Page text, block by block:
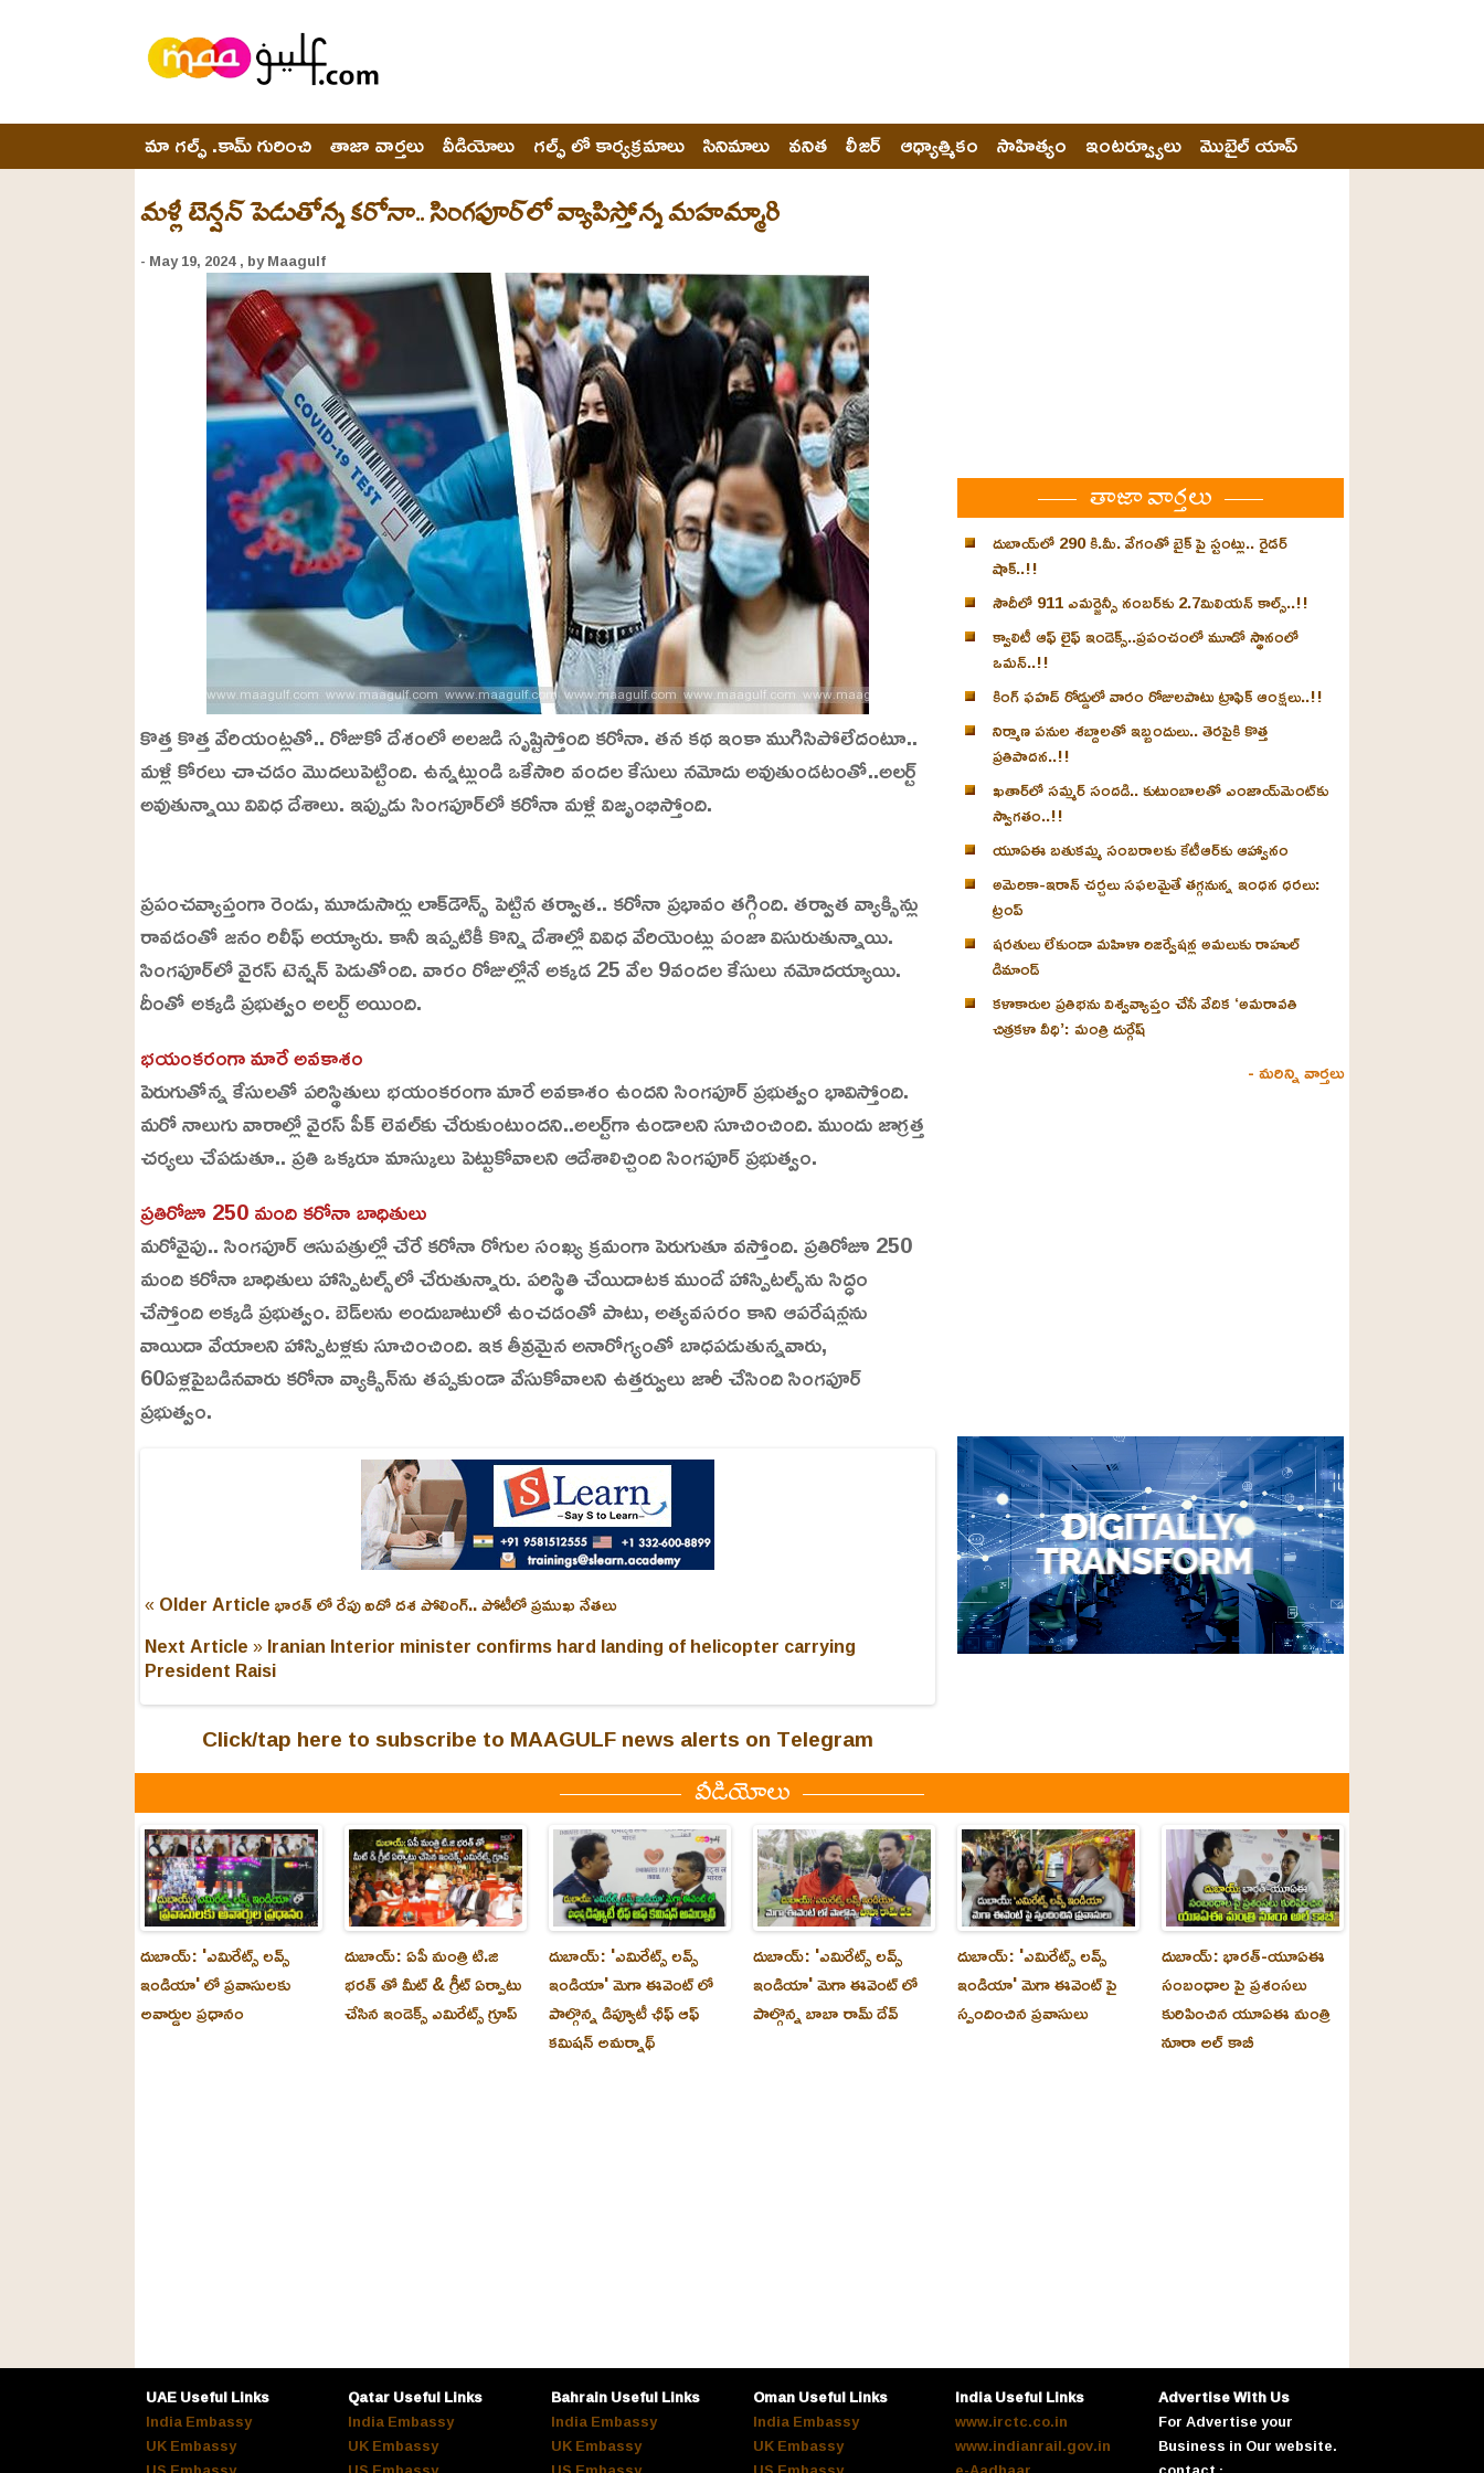
మా గల్ఫ్ .కామ్ గురించి తాజా వార్తలు వీడియోలు గల్ఫ్ లో కార్యక్రమాలు సినిమాలు వనిత లీజర్ ఆధ్యాత్మికం సాహిత్యం ఇంటర్వ్యూలు మొబైల్ యాప్
మళ్లీ టెన్షన్ పెడుతోన్న కరోనా.. సింగపూర్‌లో వ్యాపిస్తోన్న మహమ్మారి
- May 19, 2024 , by Maagulf
కొత్త కొత్త వేరియంట్లతో.. రోజుకో దేశంలో అలజడి సృష్టిస్తోంది కరోనా. తన కథ ఇంకా ముగిసిపోలేదంటూ..
మళ్లీ కోరలు చాచడం మొదలుపెట్టింది. ఉన్నట్లుండి ఒకేసారి వందల కేసులు నమోదు అవుతుండటంతో..అలర్ట్
అవుతున్నాయి వివిధ దేశాలు. ఇప్పుడు సింగపూర్‌లో కరోనా మళ్లీ విజృంభిస్తోంది.
n
m
u
t
e
a
d
e
d
2
2
.
9
%
ప్రపంచవ్యాప్తంగా రెండు, మూడుసార్లు లాక్‌డౌన్స్ పెట్టిన తర్వాత.. కరోనా ప్రభావం తగ్గింది. తర్వాత వ్యాక్సిన్లు
రావడంతో జనం రిలీఫ్ అయ్యారు. కానీ ఇప్పటికీ కొన్ని దేశాల్లో వివిధ వేరియెంట్లు పంజా విసురుతున్నాయి.
సింగపూర్‌లో వైరస్ టెన్షన్ పెడుతోంది. వారం రోజుల్లోనే అక్కడ 25 వేల 9వందల కేసులు నమోదయ్యాయి.
దీంతో అక్కడి ప్రభుత్వం అలర్ట్ అయింది.
భయంకరంగా మారే అవకాశం
పెరుగుతోన్న కేసులతో పరిస్థితులు భయంకరంగా మారే అవకాశం ఉందని సింగపూర్ ప్రభుత్వం భావిస్తోంది.
మరో నాలుగు వారాల్లో వైరస్ పీక్ లెవల్‌కు చేరుకుంటుందని..అలర్ట్‌గా ఉండాలని సూచించింది. ముందు జాగ్రత్త
చర్యలు చేపడుతూ.. ప్రతి ఒక్కరూ మాస్కులు పెట్టుకోవాలని ఆదేశాలిచ్చింది సింగపూర్ ప్రభుత్వం.
ప్రతిరోజూ 250 మంది కరోనా బాధితులు
మరోవైపు.. సింగపూర్‌ ఆసుపత్రుల్లో చేరే కరోనా రోగుల సంఖ్య క్రమంగా పెరుగుతూ వస్తోంది. ప్రతిరోజూ 250
మంది కరోనా బాధితులు హాస్పిటల్స్‌లో చేరుతున్నారు. పరిస్థితి చేయిదాటక ముందే హాస్పిటల్స్‌ను సిద్ధం
చేస్తోంది అక్కడి ప్రభుత్వం. బెడ్‌లను అందుబాటులో ఉంచడంతో పాటు, అత్యవసరం కాని ఆపరేషన్లను
వాయిదా వేయాలని హాస్పిటళ్లకు సూచించింది. ఇక తీవ్రమైన అనారోగ్యంతో బాధపడుతున్నవారు,
60ఏళ్లపైబడినవారు కరోనా వ్యాక్సిన్‌ను తప్పకుండా వేసుకోవాలని ఉత్తర్వులు జారీ చేసింది సింగపూర్
ప్రభుత్వం.
« Older Articleభారత్ లో రేపు ఐదో దశ పోలింగ్.. పోటీలో ప్రముఖ నేతలు
Next Article »Iranian Interior minister confirms hard landing of helicopter carrying
President Raisi
Click/tap here to subscribe to MAAGULF news alerts on Telegram
తాజా వార్తలు
దుబాయ్‌లో 290 కి.మీ. వేగంతో బైక్‌ పై స్టంట్లు.. రైడర్
షాక్..!!
సౌదీలో 911 ఎమర్జెన్సీ నంబర్‌కు 2.7మిలియన్ కాల్స్..!!
క్వాలిటీ ఆఫ్ లైఫ్ ఇండెక్స్‌..ప్రపంచంలో మూడో స్థానంలో
ఒమన్..!!
కింగ్ ఫహద్ రోడ్డులో వారం రోజులపాటు ట్రాఫిక్ ఆంక్షలు..!!
నిర్మాణ పనుల శబ్దాలతో ఇబ్బందులు.. తెరపైకి కొత్త
ప్రతిపాదన..!!
ఖతార్‌లో సమ్మర్ సందడి.. కుటుంబాలతో ఎంజాయ్‌మెంట్‌కు
స్వాగతం..!!
యూఏఈ బతుకమ్మ సంబరాలకు కేటీఆర్‌కు ఆహ్వానం
అమెరికా-ఇరాన్ చర్చలు సఫలమైతే తగ్గనున్న ఇంధన ధరలు:
ట్రంప్
షరతులు లేకుండా మహిళా రిజర్వేషన్ల అమలుకు రాహుల్
డిమాండ్
కళాకారుల ప్రతిభను విశ్వవ్యాప్తం చేసే వేదిక ‘అమరావతి
చిత్రకళా వీధి’: మంత్రి దుర్గేష్
- మరిన్ని వార్తలు
వీడియోలు
దుబాయ్: 'ఎమిరేట్స్ లవ్స్
ఇండియా' లో ప్రవాసులకు
అవార్డుల ప్రధానం
దుబాయ్: ఏపీ మంత్రి టి.జి
భరత్ తో మీట్ & గ్రీట్ ఏర్పాటు
చేసిన ఇండెక్స్ ఎమిరేట్స్ గ్రూప్
దుబాయ్‌: 'ఎమిరేట్స్ లవ్స్
ఇండియా' మెగా ఈవెంట్ లో
పాల్గొన్న డిప్యూటీ ఛీఫ్ ఆఫ్
కమిషన్ అమర్నాథ్
దుబాయ్‌: 'ఎమిరేట్స్ లవ్స్
ఇండియా' మెగా ఈవెంట్ లో
పాల్గొన్న బాబా రామ్ దేవ్
దుబాయ్‌: 'ఎమిరేట్స్ లవ్స్
ఇండియా' మెగా ఈవెంట్ పై
స్పందించిన ప్రవాసులు
దుబాయ్‌: భారత్-యూఏఈ
సంబంధాల పై ప్రశంసలు
కురిపించిన యూఏఈ మంత్రి
నూరా అల్‌ కాబీ
UAE Useful Links
India Embassy
UK Embassy
Qatar Useful Links
India Embassy
UK Embassy
Bahrain Useful Links
India Embassy
UK Embassy
Oman Useful Links
India Embassy
UK Embassy
India Useful Links
www.irctc.co.in
www.indianrail.gov.in
Advertise With Us
For Advertise your
Business in Our website.